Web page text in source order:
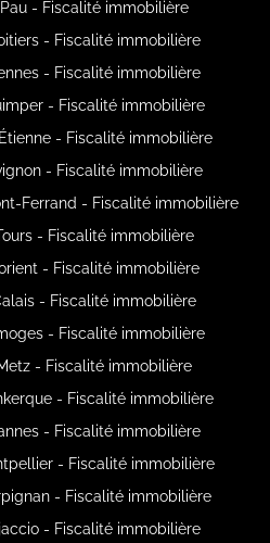
- Fiscalité immobilière
- Fiscalité immobilière
- Fiscalité immobilière
- Fiscalité immobilière
- Fiscalité immobilière
- Fiscalité immobilière
Ferrand - Fiscalité immobilière
- Fiscalité immobilière
- Fiscalité immobilière
- Fiscalité immobilière
- Fiscalité immobilière
- Fiscalité immobilière
- Fiscalité immobilière
- Fiscalité immobilière
- Fiscalité immobilière
- Fiscalité immobilière
- Fiscalité immobilière